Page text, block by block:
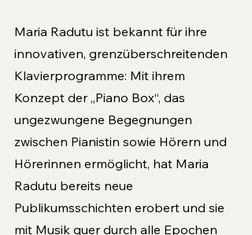
Maria Radutu ist bekannt für ihre
innovativen, grenzüberschreitenden
Klavierprogramme: Mit ihrem
Konzept der „Piano Box“, das
ungezwungene Begegnungen
zwischen Pianistin sowie Hörern und
Hörerinnen ermöglicht, hat Maria
Radutu bereits neue
Publikumsschichten erobert und sie
mit Musik quer durch alle Epochen